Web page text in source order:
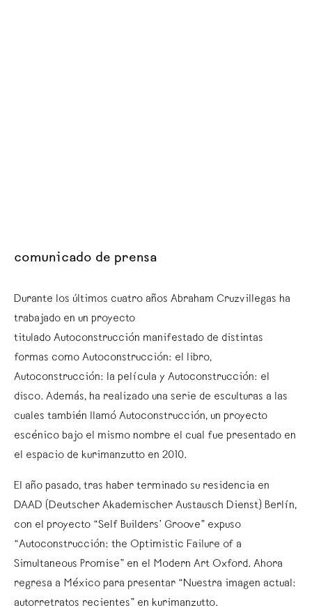
comunicado de prensa
Durante los últimos cuatro años Abraham Cruzvillegas ha
trabajado en un proyecto
titulado Autoconstrucción manifestado de distintas
formas como Autoconstrucción: el libro,
Autoconstrucción: la película y Autoconstrucción: el
disco. Además, ha realizado una serie de esculturas a las
cuales también llamó Autoconstrucción, un proyecto
escénico bajo el mismo nombre el cual fue presentado en
el espacio de kurimanzutto en 2010.
El año pasado, tras haber terminado su residencia en
DAAD (Deutscher Akademischer Austausch Dienst) Berlín,
con el proyecto “Self Builders’ Groove” expuso
“Autoconstrucción: the Optimistic Failure of a
Simultaneous Promise” en el Modern Art Oxford. Ahora
regresa a México para presentar “Nuestra imagen actual:
autorretratos recientes” en kurimanzutto.